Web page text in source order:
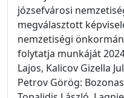
józsefvárosi
megválasztott
nemzetiségi
folytatja munkáját
Lajos, Kalicov Gizella
Petrov Görög: